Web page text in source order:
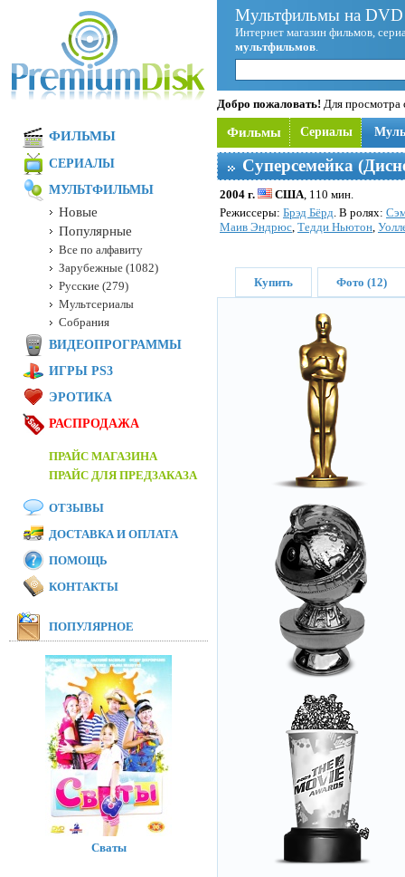
Мультфильмы на
Интернет магазин фильмов,
мультфильмов.
Добро пожаловать! Для просмотра
Фильмы Сериалы
Суперсемейка
2004 г. США, 110 мин.
Режисcеры: Брэд Бёрд. В ролях:
Маив Эндрюс, Тедди Ньютон,
Купить Фото (12)
ФИЛЬМЫ
СЕРИАЛЫ
МУЛЬТФИЛЬМЫ
Новые
Популярные
Все по алфавиту
Зарубежные (1082)
Русские (279)
Мультсериалы
Собрания
ВИДЕОПРОГРАММЫ
ИГРЫ PS3
ЭРОТИКА
РАСПРОДАЖА
ПРАЙС МАГАЗИНА
ПРАЙС ДЛЯ ПРЕДЗАКАЗА
ОТЗЫВЫ
ДОСТАВКА И ОПЛАТА
ПОМОЩЬ
КОНТАКТЫ
ПОПУЛЯРНОЕ
Сваты